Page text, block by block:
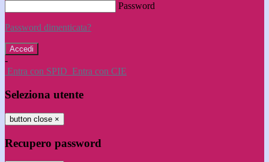
Password
Password dimenticata?
-
Entra con SPID Entra con CIE
Seleziona utente
button close ×
Recupero password